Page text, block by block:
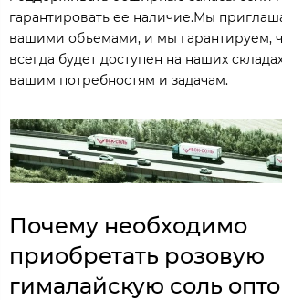
гарантировать ее наличие.Мы
вашими объемами, и мы гарантируем,
всегда будет доступен на наших
вашим потребностям и задачам.
Почему необходимо
приобретать розовую
гималайскую соль